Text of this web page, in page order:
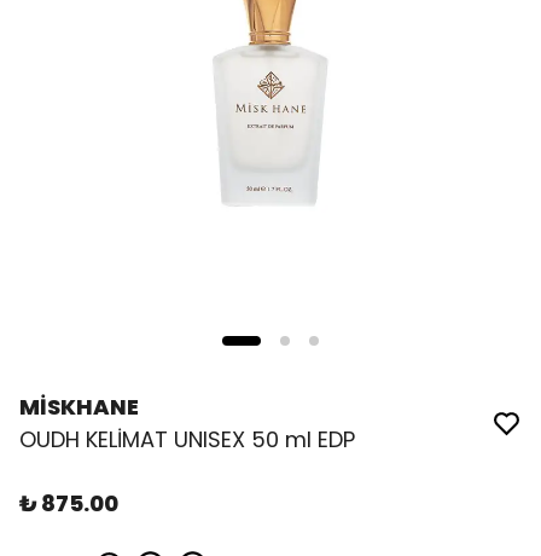
MİSKHANE
OUDH KELİMAT UNISEX 50 ml EDP
₺ 875.00